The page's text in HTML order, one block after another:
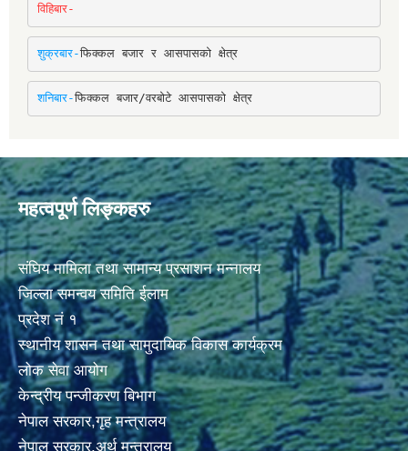
विहिबार-
शुक्रबार-फिक्कल बजार र आसपासको क्षेत्र
शनिबार-फिक्कल बजार/वरबोटे आसपासको क्षेत्र
महत्वपूर्ण लिङ्कहरु
संघिय मामिला तथा सामान्य प्रसाशन मन्नालय
जिल्ला समन्वय समिति ईलाम
प्रदेश नं १
स्थानीय शासन तथा सामुदायिक विकास कार्यक्रम
लोक सेवा आयोग
केन्द्रीय पन्जीकरण बिभाग
नेपाल सरकार,गृह मन्त्रालय
नेपाल सरकार,अर्थ मन्त्रालय